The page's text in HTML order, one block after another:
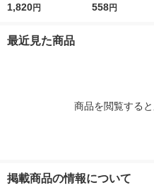
Ｌ パンツ ゆったりサ
20枚入 1袋 大王製紙
1,820円
ットティシュー
558円
最近見た商品
商品を閲覧する
掲載商品の情報について